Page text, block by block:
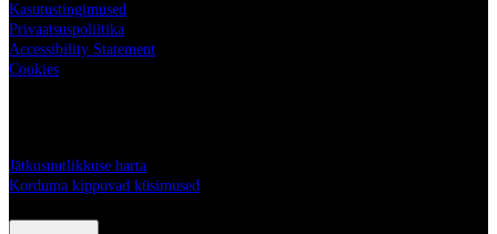
Kasutustingimused
Privaatsuspoliitika
Accessibility Statement
Cookies
Jätkusuutlikkuse harta
Korduma kippuvad küsimused